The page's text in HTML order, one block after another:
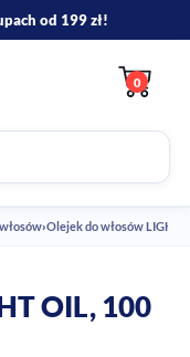
0
›Olejek do włosów LIGHT
OIL, 100